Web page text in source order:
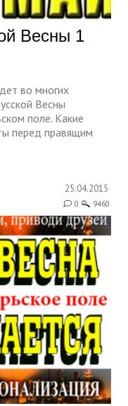
Весны 1
во многих
Весны
поле. Какие
перед правящим
25.04.2015
0 9460